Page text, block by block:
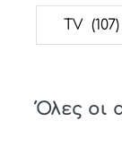
Όλες οι